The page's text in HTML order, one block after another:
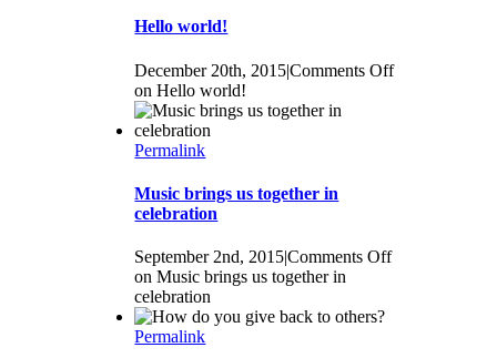
Hello world!
December 20th, 2015|Comments Off
on Hello world!
Permalink
Music brings us together in
celebration
September 2nd, 2015|Comments Off
on Music brings us together in
celebration
Permalink